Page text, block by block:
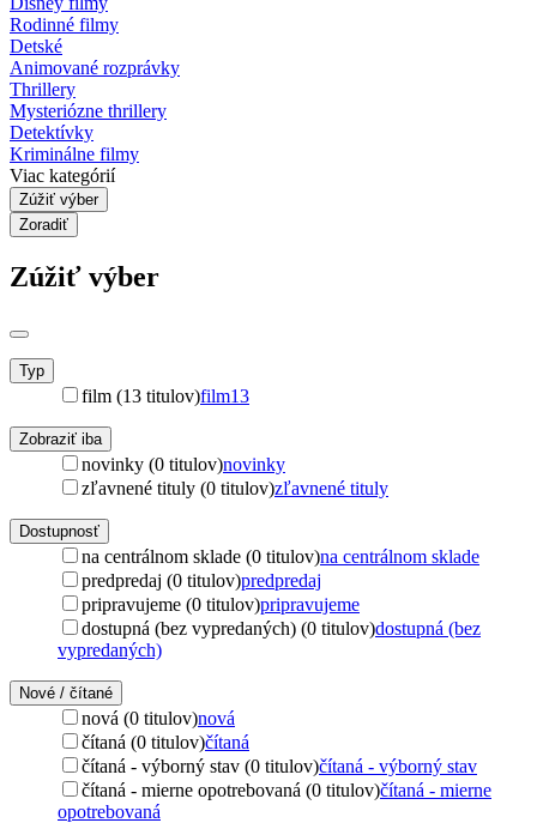
Rodinné filmy
Detské
Animované rozprávky
Thrillery
Mysteriózne thrillery
Detektívky
Kriminálne filmy
Viac kategórií
Zúžiť výber
Zoradiť
Zúžiť výber
Typ
film (13 titulov)film13
Zobraziť iba
novinky (0 titulov)novinky
zľavnené tituly (0 titulov)zľavnené tituly
Dostupnosť
na centrálnom sklade (0 titulov)na centrálnom sklade
predpredaj (0 titulov)predpredaj
pripravujeme (0 titulov)pripravujeme
dostupná (bez vypredaných) (0 titulov)dostupná (bez
vypredaných)
Nové / čítané
nová (0 titulov)nová
čítaná (0 titulov)čítaná
čítaná - výborný stav (0 titulov)čítaná - výborný stav
čítaná - mierne opotrebovaná (0 titulov)čítaná - mierne
opotrebovaná